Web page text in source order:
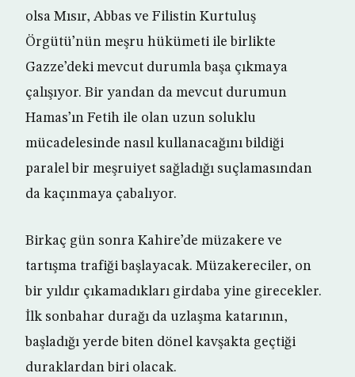
olsa Mısır, Abbas ve Filistin Kurtuluş
Örgütü’nün meşru hükümeti ile birlikte
Gazze’deki mevcut durumla başa çıkmaya
çalışıyor. Bir yandan da mevcut durumun
Hamas’ın Fetih ile olan uzun soluklu
mücadelesinde nasıl kullanacağını bildiği
paralel bir meşruiyet sağladığı suçlamasından
da kaçınmaya çabalıyor.
Birkaç gün sonra Kahire’de müzakere ve
tartışma trafiği başlayacak. Müzakereciler, on
bir yıldır çıkamadıkları girdaba yine girecekler.
İlk sonbahar durağı da uzlaşma katarının,
başladığı yerde biten dönel kavşakta geçtiği
duraklardan biri olacak.